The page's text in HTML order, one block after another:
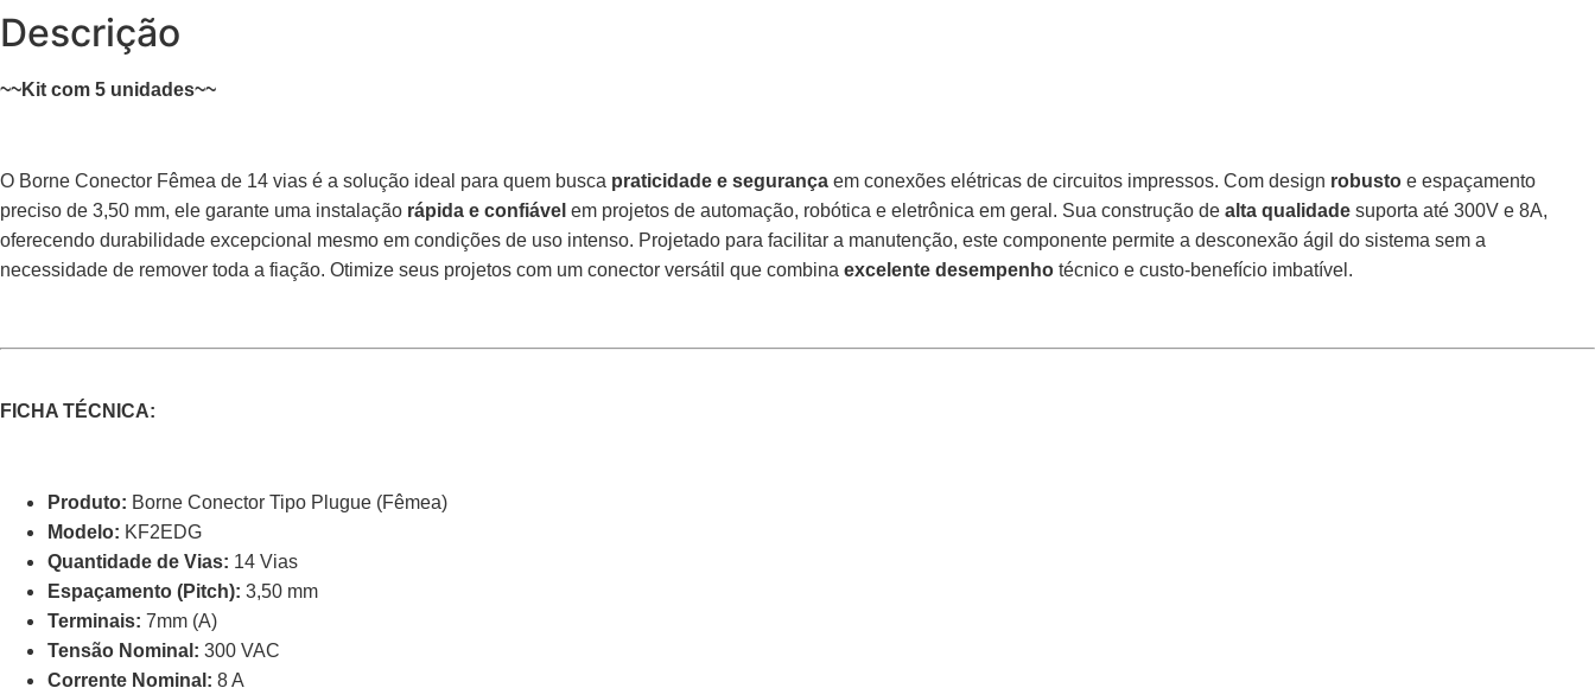
Descrição
~~Kit com 5 unidades~~
O Borne Conector Fêmea de 14 vias é a solução ideal para quem busca praticidade e segurança em conexões elétricas de circuitos impressos. Com design robusto e espaçamento
preciso de 3,50 mm, ele garante uma instalação rápida e confiável em projetos de automação, robótica e eletrônica em geral. Sua construção de alta qualidade suporta até 300V e 8A,
oferecendo durabilidade excepcional mesmo em condições de uso intenso. Projetado para facilitar a manutenção, este componente permite a desconexão ágil do sistema sem a
necessidade de remover toda a fiação. Otimize seus projetos com um conector versátil que combina excelente desempenho técnico e custo-benefício imbatível.
FICHA TÉCNICA:
Produto: Borne Conector Tipo Plugue (Fêmea)
Modelo: KF2EDG
Quantidade de Vias: 14 Vias
Espaçamento (Pitch): 3,50 mm
Terminais: 7mm (A)
Tensão Nominal: 300 VAC
Corrente Nominal: 8 A